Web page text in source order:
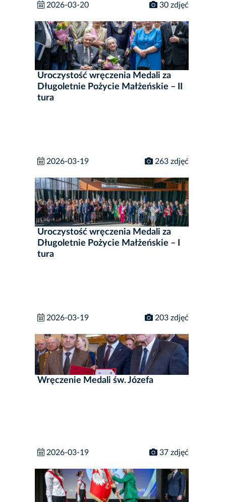
2026-03-20 30 zdjęć
Uroczystość wręczenia Medali za
Długoletnie Pożycie Małżeńskie – II
tura
2026-03-19 263 zdjęć
Uroczystość wręczenia Medali za
Długoletnie Pożycie Małżeńskie – I
tura
2026-03-19 203 zdjęć
Wręczenie Medali św. Józefa
2026-03-19 37 zdjęć